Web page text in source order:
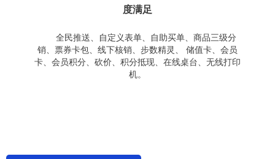
度满足
全民推送、自定义表单、自助买单、商品三级分
销、票券卡包、线下核销、步数精灵、 储值卡、会员
卡、会员积分、砍价、积分抵现、在线桌台、无线打印
机。